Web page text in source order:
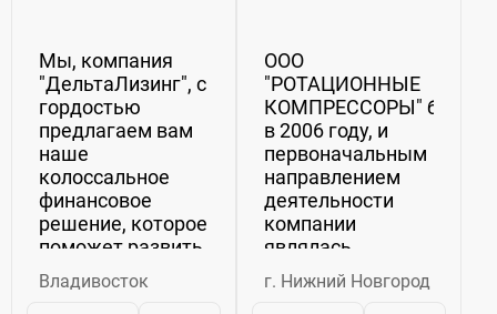
Мы, компания
"ДельтаЛизинг", с
гордостью
предлагаем вам
наше
колоссальное
финансовое
решение, которое
поможет развить
ваше
предприятие.
Владивосток
ООО
"РОТАЦИОННЫЕ
КОМПРЕССОРЫ" было
в 2006 году, и
первоначальным
направлением
деятельности
компании
являлась
поставка
роторно-
г. Нижний Новгород